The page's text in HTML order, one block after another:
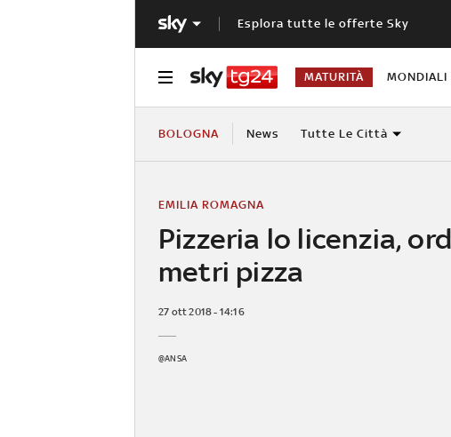
Esplora tutte le offerte Sky
MATURITÀ MONDIALI
BOLOGNA News Tutte Le Città
Pizzeria lo licenzia,
metri pizza
EMILIA ROMAGNA
27 ott 2018 - 14:16
@ANSA